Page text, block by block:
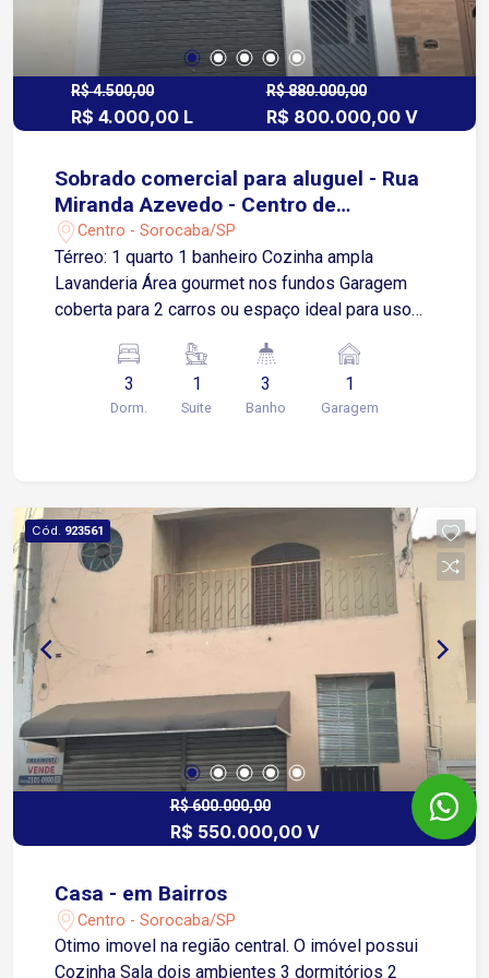
zonas Norte, Leste e às principais saídas da
cidade Fácil acesso a transporte público, clínicas,
escritórios, escolas, mercados e serviços
essenciais Agende uma visita!
R$ 4.500,00
R$ 4.000,00 L
R$ 880.000,00
R$ 800.000,00 V
Sobrado comercial para aluguel - Rua
Miranda Azevedo - Centro de
Sorocaba
Centro - Sorocaba/SP
Térreo: 1 quarto 1 banheiro Cozinha ampla
Lavanderia Área gourmet nos fundos Garagem
coberta para 2 carros ou espaço ideal para uso
2 quartos, sendo 1 suíte com varanda 1 banheiro
Sala ampla com excelente iluminação natural
Terceiro Andar: Grande salão aberto ocupando
menos de 5 minutos à Avenida Afonso Vergueiro
e à Via Dom Aguirre
3
Dorm.
1
Suite
3
Banho
1
Garagem
Cód. 923561
R$ 600.000,00
R$ 550.000,00 V
Casa - em Bairros
Centro - Sorocaba/SP
Otimo imovel na região central. O imóvel possui
Cozinha Sala dois ambientes 3 dormitórios 2